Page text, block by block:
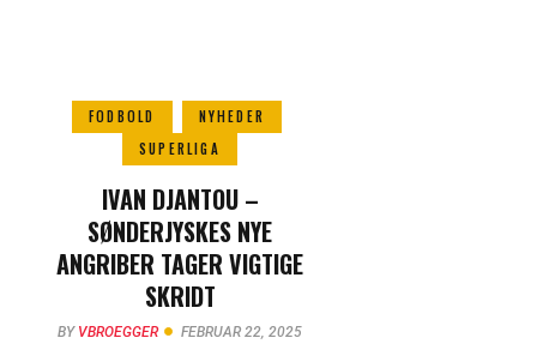
FODBOLD
NYHEDER
SUPERLIGA
IVAN DJANTOU –
SØNDERJYSKES NYE
ANGRIBER TAGER VIGTIGE
SKRIDT
BY VBROEGGER FEBRUAR 22, 2025